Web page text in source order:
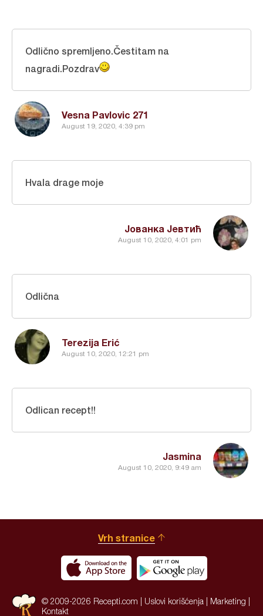
Vesna Pavlovic 271
August 19, 2020, 4:39 pm
Odlično spremljeno.Čestitam na
nagradi.Pozdrav
Јованка Јевтић
August 10, 2020, 4:01 pm
Hvala drage moje
Terezija Erić
August 10, 2020, 12:21 pm
Odlična
Jasmina
August 10, 2020, 9:49 am
Odlican recept!!
Vrh stranice
© 2009-2026 Recepti.com | Uslovi korišćenja| Marketing
Kontakt